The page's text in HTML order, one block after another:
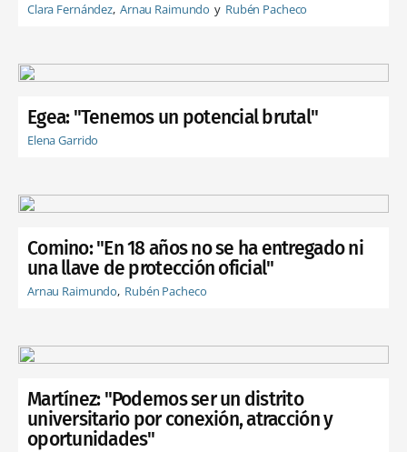
Clara Fernández Arnau Raimundo Rubén Pacheco
Egea: "Tenemos un potencial brutal"
Elena Garrido
Comino: "En 18 años no se ha entregado ni
una llave de protección oficial"
Arnau Raimundo Rubén Pacheco
Martínez: "Podemos ser un distrito
universitario por conexión, atracción y
oportunidades"